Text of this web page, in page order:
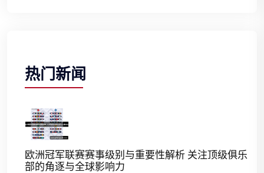
热门新闻
欧洲冠军联赛赛事级别与重要性解析 关注顶级俱乐
部的角逐与全球影响力